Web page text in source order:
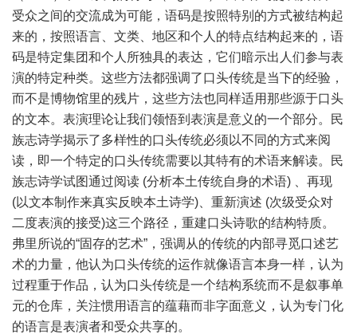
受众之间的交流成为可能，语码是按照特别的方式被结构起
来的，按照语言、文类、地区和个人的特点结构起来的，语
码是特定集团和个人所独具的表达，它们暗示出人们参与表
演的特定种类。这些方法都强调了口头传统是当下的经验，
而不是博物馆里的残片，这些方法也同样适用那些源于口头
的文本。表演理论让我们领悟到表演是意义的一个部分。民
族志诗学揭示了多样性的口头传统必须以不同的方式来阅
读，即一个特定的口头传统需要以其特有的术语来解读。民
族志诗学试图通过阅读 (分析本土传统自身的术语) 、再现
(以文本制作来真实反映本土诗学)、重新演述 (次级受众对
二度表演的接受)这三个路径，重建口头诗歌的结构特质。
弗里所说的“固存的艺术”，强调从的传统的内部寻觅口述艺
术的力量，他认为口头传统的运作就像语言本身一样，认为
过程重于作品，认为口头传统是一个结构系统而不是叙事单
元的仓库，关注惯用语言的蕴藉而非字面意义，认为专门化
的语言是表演者和受众共享的。